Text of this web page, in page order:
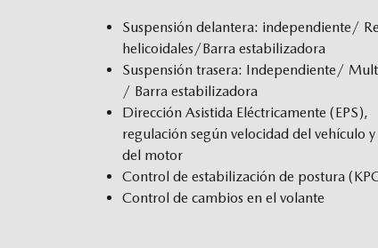
Suspensión delantera: independiente/
helicoidales/Barra estabilizadora
Suspensión trasera: Independiente/
/ Barra estabilizadora
Dirección Asistida Eléctricamente (EPS),
regulación según velocidad del vehículo
del motor
Control de estabilización de postura
Control de cambios en el volante